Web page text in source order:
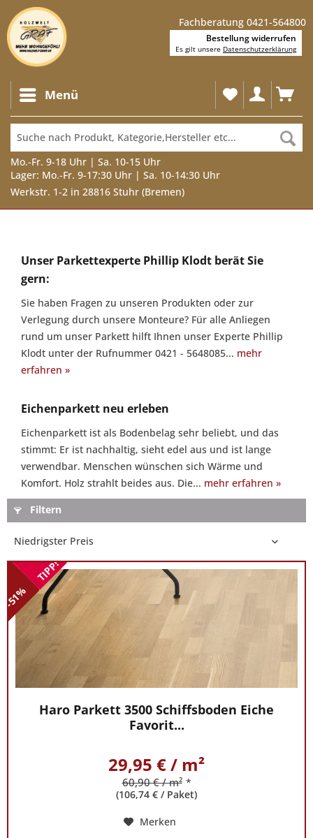
Fachberatung 0421-564800
Menü
Mo.-Fr. 9-18 Uhr | Sa. 10-15 Uhr
Lager: Mo.-Fr. 9-17:30 Uhr | Sa. 10-14:30 Uhr
Werkstr. 1-2 in 28816 Stuhr (Bremen)
Phillip
Klodt
berät
Sie
gern:
haben
Produkten
durch
unsere
Monteure?
Für
alle
Anliegen
rund
unser
Parkett
Unser Parkettexperte Phillip Klodt berät Sie
gern:
Sie haben Fragen zu unseren Produkten oder zur
Verlegung durch unsere Monteure? Für alle Anliegen
rund um unser Parkett hilft Ihnen unser Experte Phillip
Klodt unter der Rufnummer 0421 - 5648085... mehr
erfahren »
Eichenparkett neu erleben
Eichenparkett ist als Bodenbelag sehr beliebt, und das
stimmt: Er ist nachhaltig, sieht edel aus und ist lange
verwendbar. Menschen wünschen sich Wärme und
Komfort. Holz strahlt beides aus. Die... mehr erfahren »
Filtern
-51%
TIPP!
Haro Parkett 3500 Schiffsboden Eiche
Favorit...
29,95 € / m²
60,90 € / m² *
(106,74 € / Paket)
Merken
Bestellung widerrufen
Es gilt unsere Datenschutzerklärung